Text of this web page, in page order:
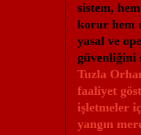
sistem,
korur hem
yasal ve
güvenliğini
Tuzla
faaliyet
işletmeler
yangın